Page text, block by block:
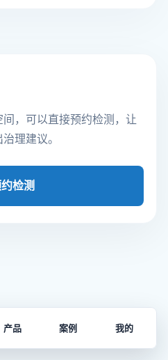
，可以直接预约检测，让
理建议。
检测
产品 案例 我的